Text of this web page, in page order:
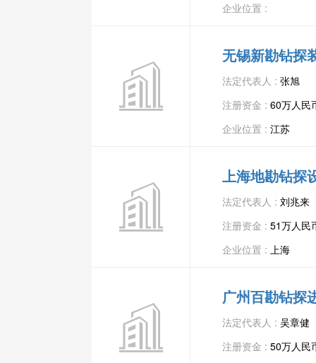
企业位置 :
无锡新勘钻探
法定代表人 : 张旭
注册资金 : 60万人民
企业位置 : 江苏
上海地勘钻探
法定代表人 : 刘兆来
注册资金 : 51万人民
企业位置 : 上海
广州百勘钻探
法定代表人 : 吴章健
注册资金 : 50万人民